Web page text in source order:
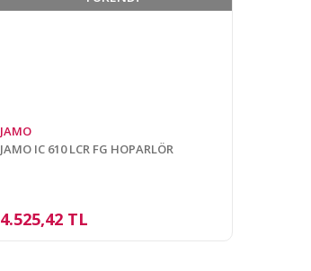
JAMO
JAMO IC 610 LCR FG HOPARLÖR
4.525,42 TL